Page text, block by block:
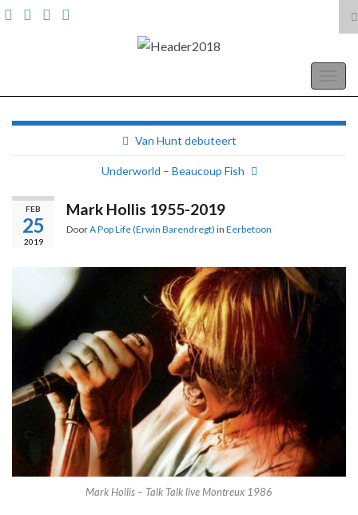
Search for:
Van Hunt debuteert
Underworld – Beaucoup Fish
FEB
25
2019
Mark Hollis 1955-2019
DoorA Pop Life (Erwin Barendregt) in Eerbetoon
Mark Hollis – Talk Talk live Montreux 1986